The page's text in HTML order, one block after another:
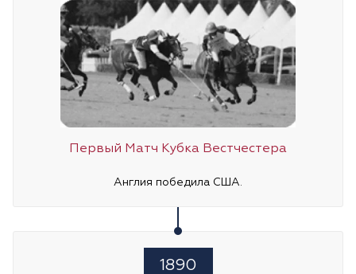
Первый Матч Кубка Вестчестера
Англия победила США.
1890